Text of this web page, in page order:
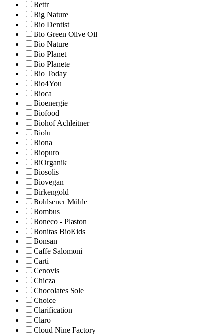
Bettr
Big Nature
Bio Dentist
Bio Green Olive Oil
Bio Nature
Bio Planet
Bio Planete
Bio Today
Bio4You
Bioca
Bioenergie
Biofood
Biohof Achleitner
Biolu
Biona
Biopuro
BiOrganik
Biosolis
Biovegan
Birkengold
Bohlsener Mühle
Bombus
Boneco - Plaston
Bonitas BioKids
Bonsan
Caffe Salomoni
Carti
Cenovis
Chicza
Chocolates Sole
Choice
Clarification
Claro
Cloud Nine Factory